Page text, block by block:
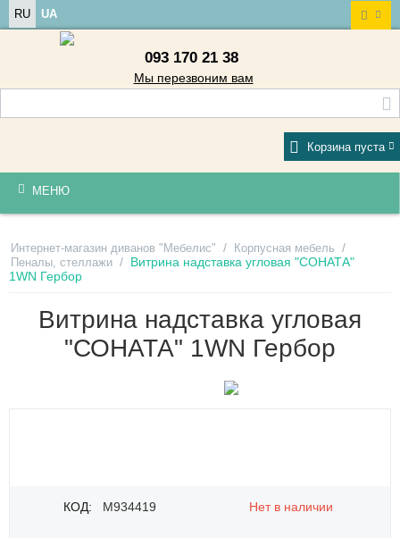
RU UA
093 170 21 38
Мы перезвоним вам
Корзина пуста
МЕНЮ
Интернет-магазин диванов "Мебелис" / Корпусная мебель /
Пеналы, стеллажи / Витрина надставка угловая "СОНАТА"
1WN Гербор
Витрина надставка угловая
"СОНАТА" 1WN Гербор
КОД: M934419 Нет в наличии